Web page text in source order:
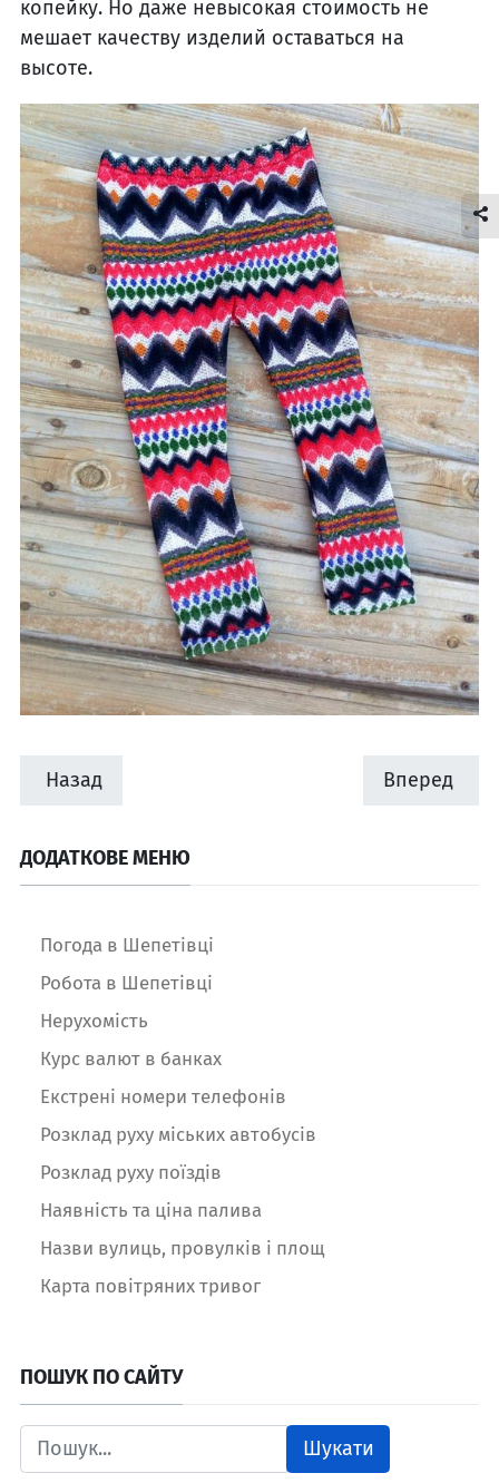
копейку. Но даже невысокая стоимость не
мешает качеству изделий оставаться на
высоте.
Назад Вперед
ДОДАТКОВЕ МЕНЮ
Погода в Шепетівці
Робота в Шепетівці
Нерухомість
Курс валют в банках
Екстрені номери телефонів
Розклад руху міських автобусів
Розклад руху поїздів
Наявність та ціна палива
Назви вулиць, провулків і площ
Карта повітряних тривог
ПОШУК ПО САЙТУ
Шукати